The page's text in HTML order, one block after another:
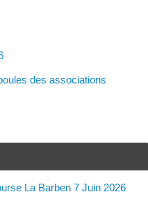
des associations
La Barben 7 Juin 2026